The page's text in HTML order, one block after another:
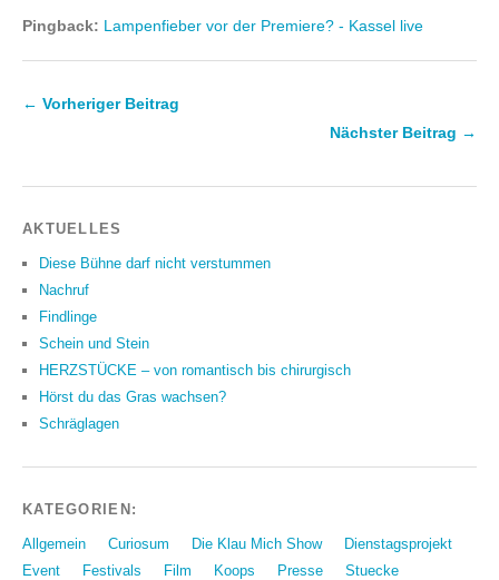
Pingback: Lampenfieber vor der Premiere? - Kassel live
← Vorheriger Beitrag
Nächster Beitrag →
AKTUELLES
Diese Bühne darf nicht verstummen
Nachruf
Findlinge
Schein und Stein
HERZSTÜCKE – von romantisch bis chirurgisch
Hörst du das Gras wachsen?
Schräglagen
KATEGORIEN:
Allgemein Curiosum Die Klau Mich Show
Dienstagsprojekt
Event
Festivals Film Koops Presse
Stuecke